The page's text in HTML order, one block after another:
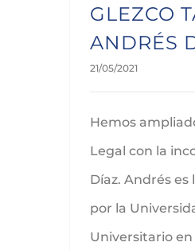
GLEZCO
ANDRÉS
21/05/2021
Hemos
Legal con la
Díaz. Andrés
por la
Universitario